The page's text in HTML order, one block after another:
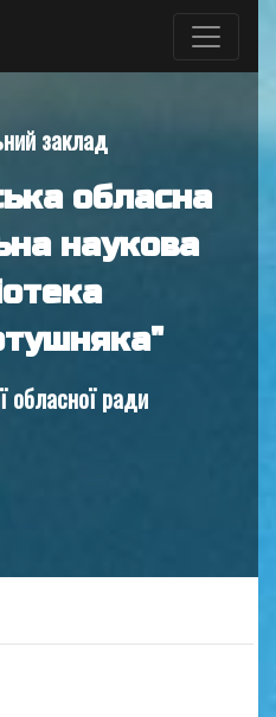
заклад
обласна
наукова
обласної ради